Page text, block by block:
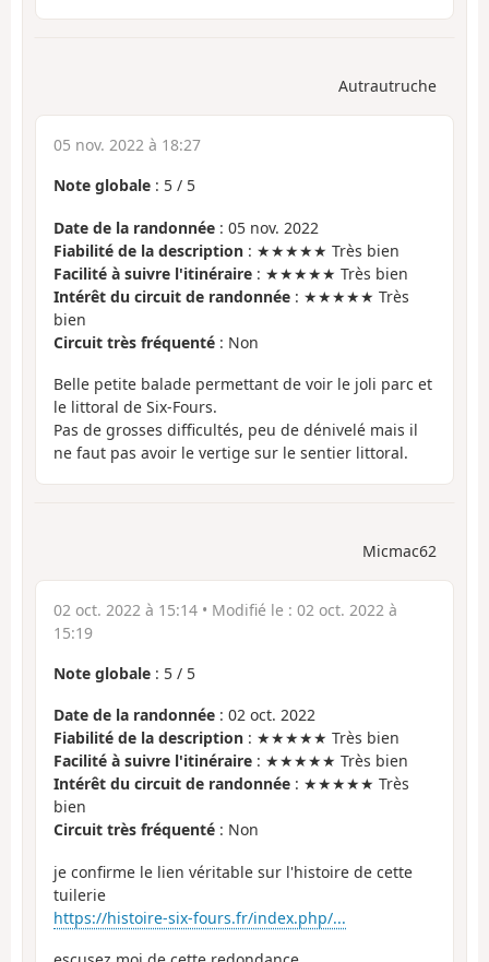
Autrautruche
05 nov. 2022 à 18:27
Note globale : 5 / 5
Date de la randonnée : 05 nov. 2022
Fiabilité de la description : ★★★★★ Très bien
Facilité à suivre l'itinéraire : ★★★★★ Très bien
Intérêt du circuit de randonnée : ★★★★★ Très
bien
Circuit très fréquenté : Non
Belle petite balade permettant de voir le joli parc et
le littoral de Six-Fours.
Pas de grosses difficultés, peu de dénivelé mais il
ne faut pas avoir le vertige sur le sentier littoral.
Micmac62
02 oct. 2022 à 15:14 • Modifié le : 02 oct. 2022 à
15:19
Note globale : 5 / 5
Date de la randonnée : 02 oct. 2022
Fiabilité de la description : ★★★★★ Très bien
Facilité à suivre l'itinéraire : ★★★★★ Très bien
Intérêt du circuit de randonnée : ★★★★★ Très
bien
Circuit très fréquenté : Non
je confirme le lien véritable sur l'histoire de cette
tuilerie
https://histoire-six-fours.fr/index.php/...